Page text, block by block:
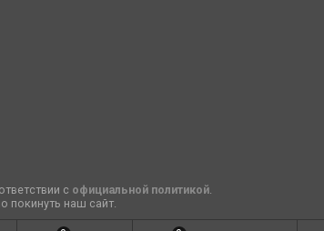
с официальной политикой.
покинуть наш сайт.